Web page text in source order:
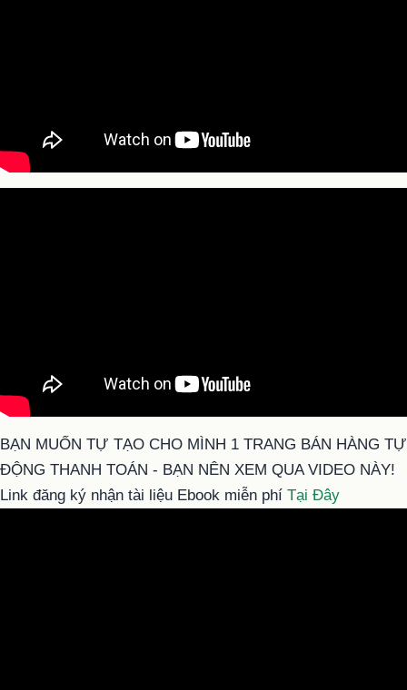
BẠN MUỐN TỰ TẠO CHO MÌNH 1 TRANG BÁN HÀNG TỰ
ĐỘNG THANH TOÁN - BẠN NÊN XEM QUA VIDEO NÀY!
Link đăng ký nhận tài liệu Ebook miễn phí Tại Đây